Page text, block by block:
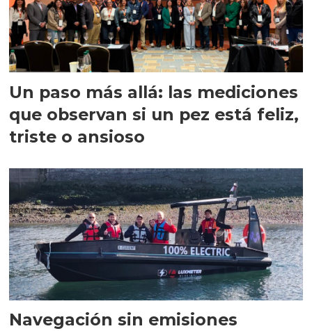
Un paso más allá: las mediciones
que observan si un pez está feliz,
triste o ansioso
Navegación sin emisiones